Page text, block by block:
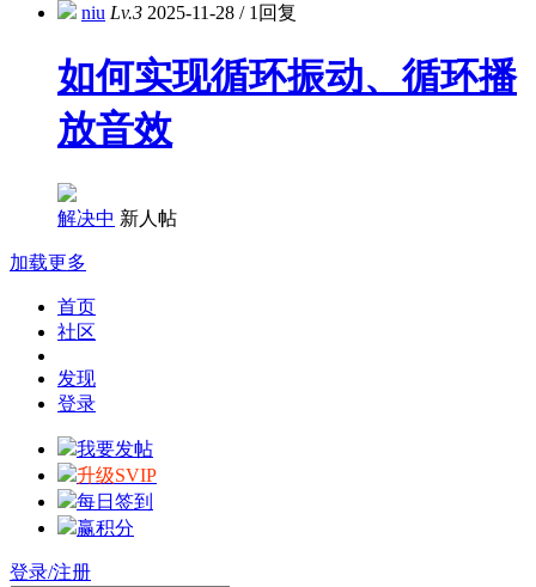
niu Lv.3 2025-11-28 /1回复
如何实现循环振动、循环播
放音效
解决中 新人帖
加载更多
首页
社区
发现
登录
我要发帖
升级SVIP
每日签到
赢积分
登录/注册